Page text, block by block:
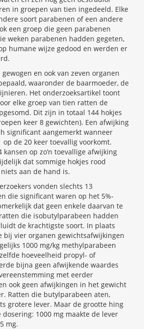
in groepen van tien ingedeeld. Elke
soort parabenen of een andere
een groep die geen parabenen
weken parabenen hadden gegeten,
humane wijze gedood en werden er
en ook van zeven organen
waaronder de baarmoeder, de
Het onderzoeksartikel toont
elke groep van tien ratten de
Dit zijn in totaal 144 hokjes
keer 8 gewichten). Een afwijking
significant aangemerkt wanneer
de 20 keer toevallig voorkomt.
kansen op zo’n toevallige afwijking
dat sommige hokjes rood
aan de hand is.
vonden slechts 13
die significant waren op het 5%-
dat geen enkele daarvan te
die isobutylparabeen hadden
de krachtigste soort. In plaats
bij vier organen gewichtsafwijkingen
1000 mg/kg methylparabeen
hoeveelheid propyl- of
bijna geen afwijkende waardes
met eerder
ook geen afwijkingen in het gewicht
Ratten die butylparabeen aten,
grotere lever. Maar de grootte hing
1000 mg maakte de lever
mg.